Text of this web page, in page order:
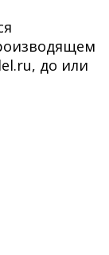
до или